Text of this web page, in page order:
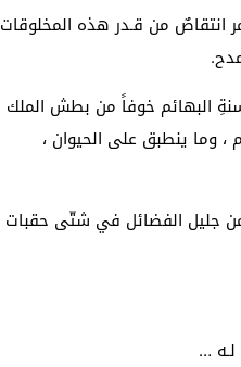
انتقاصٌ من قـدر هذه المخلوقات
البهائم خوفاً من بطش الملك
، وما ينطبق على الحيوان ،
من جليل الفضائل في شتّى حقبات
…